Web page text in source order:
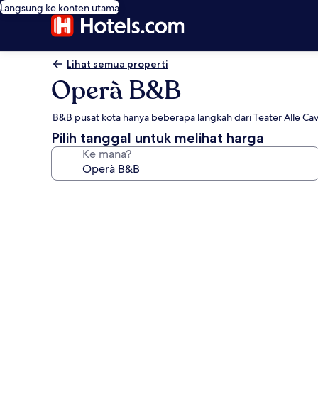
Langsung ke konten utama
Lihat semua properti
Operà B&B
B&B pusat kota hanya beberapa langkah dari Teater Alle
Pilih tanggal untuk melihat harga
Ke mana?